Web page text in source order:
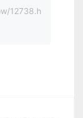
12738.h